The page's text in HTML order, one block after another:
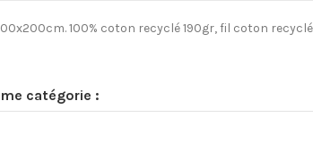
100% coton recyclé 190gr, fil coton
catégorie :